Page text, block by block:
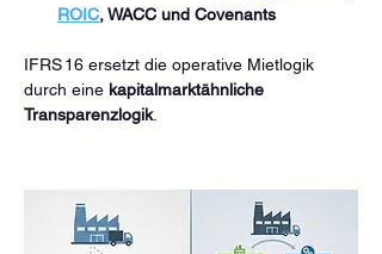
ROIC, WACC und Covenants
IFRS 16 ersetzt die operative Mietlogik
durch eine kapitalmarktähnliche
Transparenzlogik.